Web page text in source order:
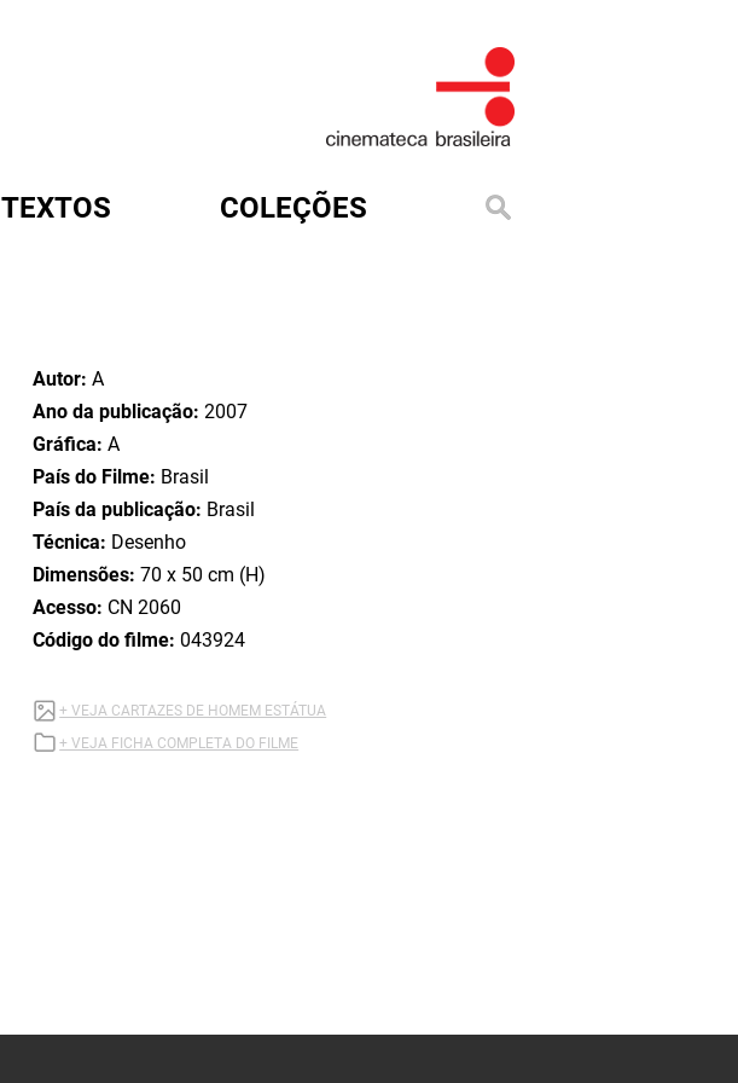
TEXTOS COLEÇÕES
Autor:A
Ano da publicação:2007
Gráfica:A
País do Filme: Brasil
País da publicação: Brasil
Técnica: Desenho
Dimensões:70 x 50 cm (H)
Acesso: CN 2060
Código do filme:043924
+ VEJA CARTAZES DE HOMEM ESTÁTUA
+ VEJA FICHA COMPLETA DO FILME